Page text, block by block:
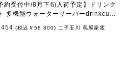
約受付中/8月下旬入荷予定】ドリンク
多機能ウォーターサーバーdrinkcube
(税込 ￥58,800) 二子玉川 蔦屋家電